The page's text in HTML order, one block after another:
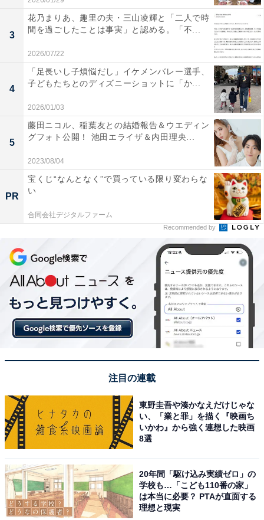
3
花乃まりあ、趣里の夫・三山凌輝と「二人で時
間を過ごしたことは事実」と認める。「不...
2026/07/22
4
「足長いし子煩悩だし」イケメンバレー選手、
子どもたちとのディズニーショットに「か...
2026/01/03
5
藤田ニコル、稲葉友との結婚報告＆ウエディン
グフォト公開！ 池田エライザ＆内田理央...
2023/08/04
PR
宝くじ“なんとなく”で買っている限り変わらな
い
合同会社デジタルファーム
Recommended by
注目の連載
東野圭吾や湊かなえだけじゃな
い、「業と罪」を描く『映画ち
いかわ』から強く連想した映画
8選
20年間「駆け込み実績ゼロ」の
学校も…「こども110番の家」
は本当に必要？ PTAが直面する
理想と現実